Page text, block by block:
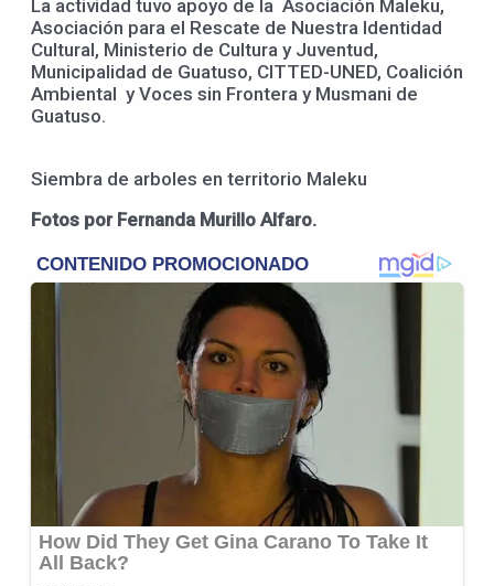
La actividad tuvo apoyo de la Asociación Maleku,
Asociación para el Rescate de Nuestra Identidad
Cultural, Ministerio de Cultura y Juventud,
Municipalidad de Guatuso, CITTED-UNED, Coalición
Ambiental y Voces sin Frontera y Musmani de
Guatuso.
Siembra de arboles en territorio Maleku
Fotos por Fernanda Murillo Alfaro.